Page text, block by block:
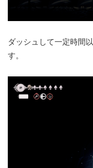
ダッシュして一定時間
す。